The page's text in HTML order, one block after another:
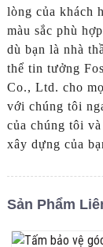
lòng của khách
màu sắc phù
dù bạn là nhà
thể tin tưởng
Co., Ltd. cho
với chúng tôi
của chúng tôi
xây dựng của
Sản Phẩm